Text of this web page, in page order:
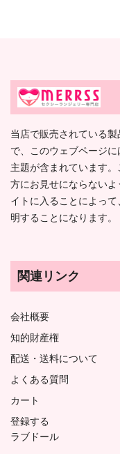
当店で販売されている
で、このウェブページ
主題が含まれています
方にお見せにならない
イトに入ることによっ
明することになります。
関連リンク
会社概要
知的財産権
配送・送料について
よくある質問
カート
登録する
ラブドール